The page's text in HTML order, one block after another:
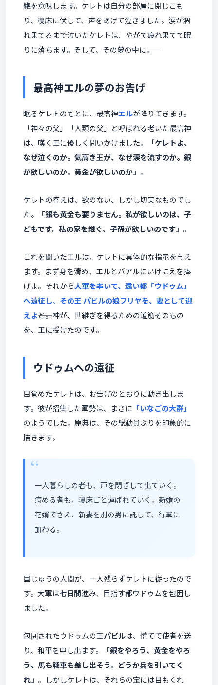
絶を意味します。ケレトは自分の部屋に閉じこも
り、寝床に伏して、声をあげて泣きました。涙が涸
れ果てるまで泣いたケレトは、やがて疲れ果てて眠
りに落ちます。そして、その夢の中に――。
最高神エルの夢のお告げ
眠るケレトのもとに、最高神エルが降りてきます。
「神々の父」「人類の父」と呼ばれる老いた最高神
は、嘆く王に優しく問いかけました。
「ケレトよ、
なぜ泣くのか。気高き王が、なぜ涙を流すのか。銀
が欲しいのか。黄金が欲しいのか」 。
ケレトの答えは、欲のない、しかし切実なものでし
た。
「銀も黄金も要りません。私が欲しいのは、子
どもです。私の家を継ぐ、子孫が欲しいのです」 。
これを聞いたエルは、ケレトに具体的な指示を与え
ます。まず身を清め、エルとバアルにいけにえを捧
げよ。それから大軍を率いて、遠い都「ウドゥム」
へ遠征し、その王 パビルの娘フリヤを、妻として迎
えよ――と。神が、世継ぎを得るための道筋そのもの
を、王に授けたのです。
ウドゥムへの遠征
目覚めたケレトは、お告げのとおりに動き出しま
す。彼が招集した軍勢は、まさに 「いなごの大群」
のようでした。原典は、その総動員ぶりを印象的に
描きます。
一人暮らしの者も、戸を閉ざして出ていく。
病める者も、寝床ごと運ばれていく。新婚の
花婿でさえ、新妻を別の男に託して、行軍に
加わる。
国じゅうの人間が、一人残らずケレトに従ったので
す。大軍は七日間進み、目指す都ウドゥムを包囲し
ました。
包囲されたウドゥムの王パビルは、慌てて使者を送
り、和平を申し出ます。
「銀をやろう、黄金をやろ
う、馬も戦車も差し出そう。どうか兵を引いてく
れ」 。しかしケレトは、それらの宝には目もくれ